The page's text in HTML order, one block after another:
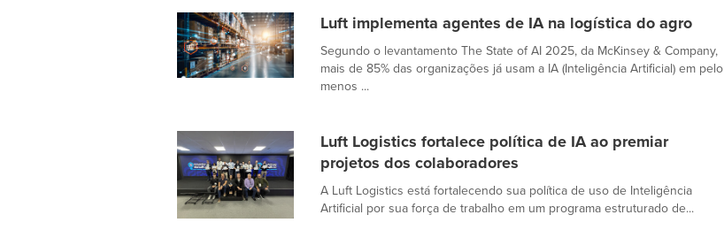
Luft implementa agentes de IA na logística do agro
Segundo o levantamento The State of AI 2025, da McKinsey & Company,
mais de 85% das organizações já usam a IA (Inteligência Artificial) em pelo
menos ...
Luft Logistics fortalece política de IA ao premiar
projetos dos colaboradores
A Luft Logistics está fortalecendo sua política de uso de Inteligência
Artificial por sua força de trabalho em um programa estruturado de...